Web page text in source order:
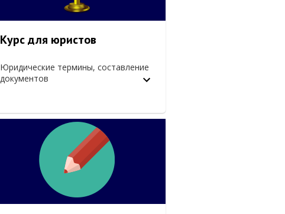
Курс для юристов
Юридические термины, составление
документов